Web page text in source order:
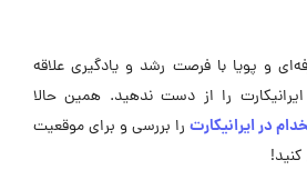
و پویا با فرصت رشد و یادگیری علاقه
را از دست ندهید. همین حالا
در ایرانیکارت را بررسی و برای موقعیت